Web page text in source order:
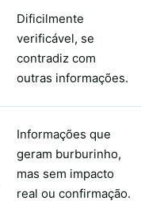
Dificilmente
verificável, se
contradiz com
outras informações.
Informações que
geram burburinho,
mas sem impacto
real ou confirmação.